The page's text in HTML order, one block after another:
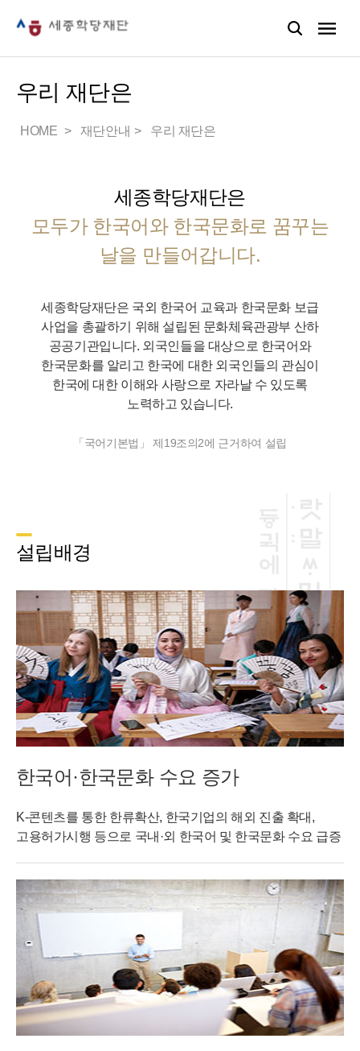
우리 재단은
HOME 재단안내 우리 재단은
세종학당재단은
모두가 한국어와 한국문화로 꿈꾸는
날을 만들어갑니다.
세종학당재단은 국외 한국어 교육과 한국문화 보급
사업을 총괄하기 위해 설립된 문화체육관광부 산하
공공기관입니다. 외국인들을 대상으로 한국어와
한국문화를 알리고 한국에 대한 외국인들의 관심이
한국에 대한 이해와 사랑으로 자라날 수 있도록
노력하고 있습니다.
「국어기본법」 제19조의2에 근거하여 설립
설립배경
한국어·한국문화 수요 증가
K-콘텐츠를 통한 한류확산, 한국기업의 해외 진출 확대,
고용허가시행 등으로 국내·외 한국어 및 한국문화 수요 급증